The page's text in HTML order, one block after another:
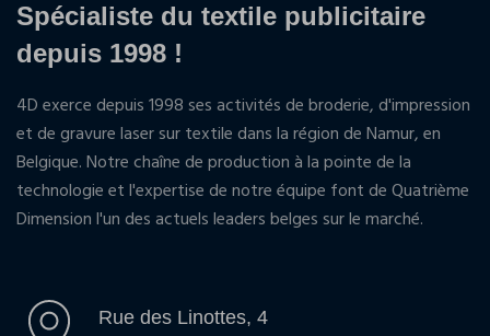
Spécialiste du textile publicitaire
depuis 1998 !
4D exerce depuis 1998 ses activités de broderie, d'impression
et de gravure laser sur textile dans la région de Namur, en
Belgique. Notre chaîne de production à la pointe de la
technologie et l'expertise de notre équipe font de Quatrième
Dimension l'un des actuels leaders belges sur le marché.
Rue des Linottes, 4